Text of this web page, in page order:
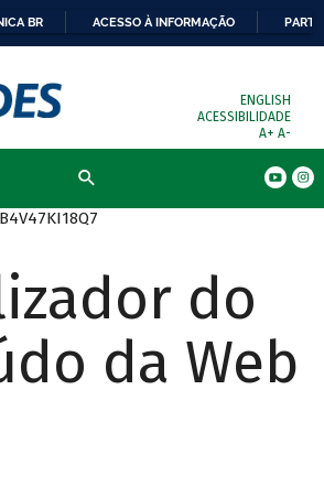
BR ACESSO À INFORMAÇÃO
ENGLISH
ACESSIBILIDADE
A+ A-
do
da Web